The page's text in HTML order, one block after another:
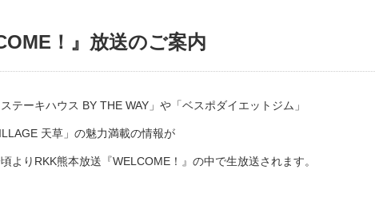
！』放送のご案内
テーキハウス BY THE WAY」や「ベスポダイエットジム」
天草」の魅力満載の情報が
よりRKK熊本放送『WELCOME！』の中で生放送されます。